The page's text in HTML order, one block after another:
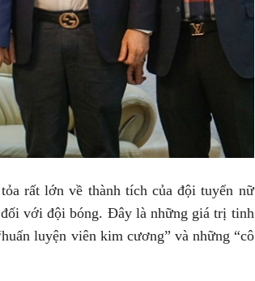
rất lớn về thành tích của đội tuyển nữ
với đội bóng. Đây là những giá trị tinh
luyện viên kim cương” và những “cô